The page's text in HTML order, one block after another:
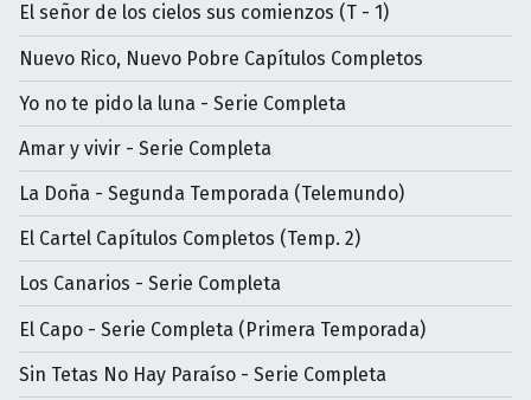
El señor de los cielos sus comienzos (T - 1)
Nuevo Rico, Nuevo Pobre Capítulos Completos
Yo no te pido la luna - Serie Completa
Amar y vivir - Serie Completa
La Doña - Segunda Temporada (Telemundo)
El Cartel Capítulos Completos (Temp. 2)
Los Canarios - Serie Completa
El Capo - Serie Completa (Primera Temporada)
Sin Tetas No Hay Paraíso - Serie Completa